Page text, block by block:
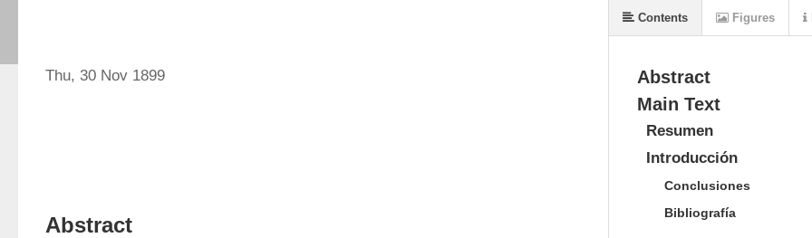
Thu, 30 Nov 1899
Abstract
Abstract
Main Text
Resumen
Introducción
Conclusiones
Bibliografía
Contents Figures